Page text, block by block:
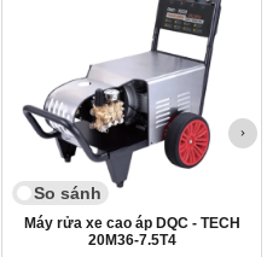
So sánh
Máy rửa xe cao áp DQC - TECH
20M36-7.5T4